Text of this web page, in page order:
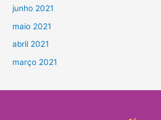
junho 2021
maio 2021
abril 2021
março 2021